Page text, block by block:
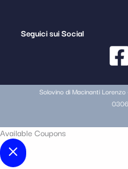
Seguici sui Social
Solovino di Macinanti
Available Coupons